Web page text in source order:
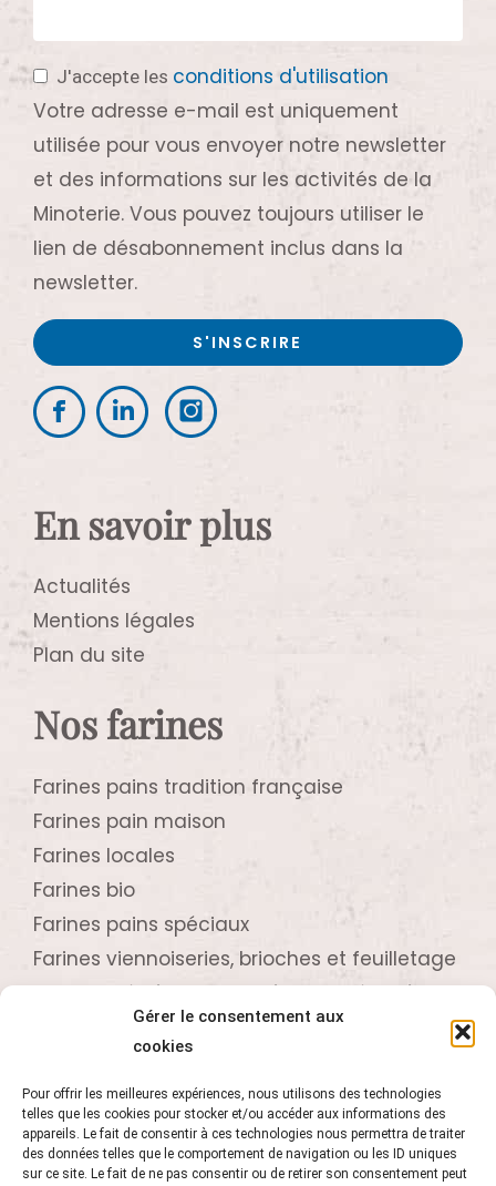
Gérer le consentement aux
cookies
Pour offrir les meilleures expériences, nous utilisons des technologies
telles que les cookies pour stocker et/ou accéder aux informations des
appareils. Le fait de consentir à ces technologies nous permettra de traiter
des données telles que le comportement de navigation ou les ID uniques
sur ce site. Le fait de ne pas consentir ou de retirer son consentement peut
J'accepte les conditions d'utilisation
Votre adresse e-mail est uniquement
utilisée pour vous envoyer notre newsletter
et des informations sur les activités de la
Minoterie. Vous pouvez toujours utiliser le
lien de désabonnement inclus dans la
newsletter.
En savoir plus
Actualités
Mentions légales
Plan du site
Nos farines
Farines pains tradition française
Farines pain maison
Farines locales
Farines bio
Farines pains spéciaux
Farines viennoiseries, brioches et feuilletage
Farines crêpières, biscuitières et pâtissières
Contactez-nous
02 96 73 61 24
Z.A. de Beaufeuillage